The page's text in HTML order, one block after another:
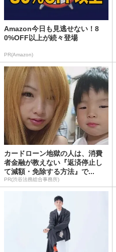
Amazon今日も見逃せない！8
0%OFF以上が続々登場
PR(Amazon)
カードローン地獄の人は、消費
者金融が教えない『返済停止し
て減額・免除する方法』で...
PR(渋谷法務総合事務所)